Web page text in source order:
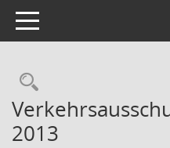
Toggle navigation
2013